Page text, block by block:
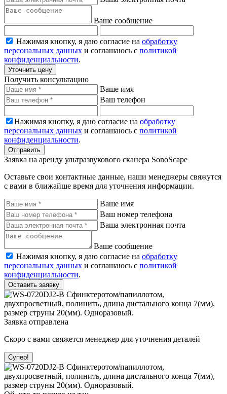
Ваше сообщение
Нажимая кнопку, я даю согласие на обработку
персональных данных и соглашаюсь с политикой
конфиденциальности.
Уточнить цену
Получить консультацию
Ваше имя
Ваш телефон
Нажимая кнопку, я даю согласие на обработку
персональных данных и соглашаюсь с политикой
конфиденциальности.
Отправить
Заявка на аренду ультразвукового сканера SonoScape
Оставьте свои контактные данные, наши менеджеры свяжутся
с вами в ближайше время для уточнения информации.
Ваше имя
Ваш номер телефона
Ваша электронная почта
Ваше сообщение
Нажимая кнопку, я даю согласие на обработку
персональных данных и соглашаюсь с политикой
конфиденциальности.
Оставить заявку
Заявка отправлена
Скоро с вами свяжется менеджер для уточнения деталей
Супер!